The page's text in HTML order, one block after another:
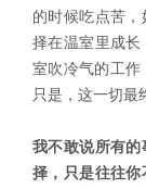
的时候吃点苦
择在温室里成
室吹冷气的工作
只是，这一切最
我不敢说所有
择，只是往往你